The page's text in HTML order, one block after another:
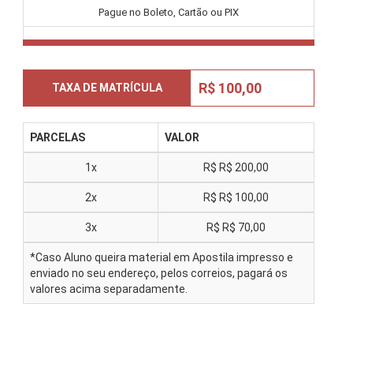
Pague no Boleto, Cartão ou PIX
TAXA DE MATRÍCULA R$ 100,00
PARCELAS VALOR
1x R$ R$ 200,00
2x R$ R$ 100,00
3x R$ R$ 70,00
*Caso Aluno queira material em Apostila impresso e
enviado no seu endereço, pelos correios, pagará os
valores acima separadamente.